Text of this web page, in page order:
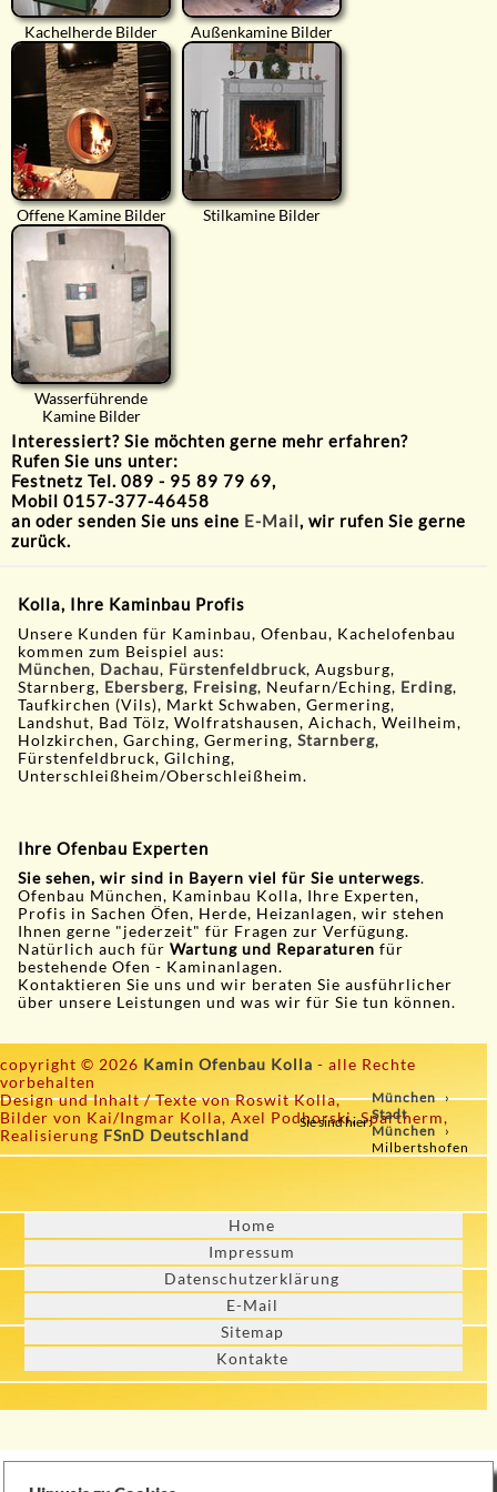
Kachelherde Bilder Außenkamine Bilder
Offene Kamine Bilder Stilkamine Bilder
Wasserführende
Kamine Bilder
Interessiert? Sie möchten gerne mehr erfahren?
Rufen Sie uns unter:
Festnetz Tel. 089 - 95 89 79 69,
Mobil 0157-377-46458
an oder senden Sie uns eine E-Mail, wir rufen Sie gerne
zurück.
Kolla, Ihre Kaminbau Profis
Unsere Kunden für Kaminbau, Ofenbau, Kachelofenbau
kommen zum Beispiel aus:
München, Dachau, Fürstenfeldbruck, Augsburg,
Starnberg, Ebersberg, Freising, Neufarn/Eching, Erding,
Taufkirchen (Vils), Markt Schwaben, Germering,
Landshut, Bad Tölz, Wolfratshausen, Aichach, Weilheim,
Holzkirchen, Garching, Germering,Starnberg,
Fürstenfeldbruck, Gilching,
Unterschleißheim/Oberschleißheim.
Ihre Ofenbau Experten
Sie sehen, wir sind in Bayern viel für Sie unterwegs.
Ofenbau München, Kaminbau Kolla, Ihre Experten,
Profis in Sachen Öfen, Herde, Heizanlagen, wir stehen
Ihnen gerne "jederzeit" für Fragen zur Verfügung.
Natürlich auch fürWartung und Reparaturen für
bestehende Ofen - Kaminanlagen.
Kontaktieren Sie uns und wir beraten Sie ausführlicher
über unsere Leistungen und was wir für Sie tun können.
copyright © 2026 Kamin Ofenbau Kolla - alle Rechte
vorbehalten
Design und Inhalt / Texte von Roswit Kolla,
Bilder von Kai/Ingmar Kolla, Axel Podhorski, Spartherm,
Realisierung FSnD Deutschland
Sie sind hier:
München
Stadt
München
Milbertshofen
Home
Impressum
Datenschutzerklärung
E-Mail
Sitemap
Kontakte